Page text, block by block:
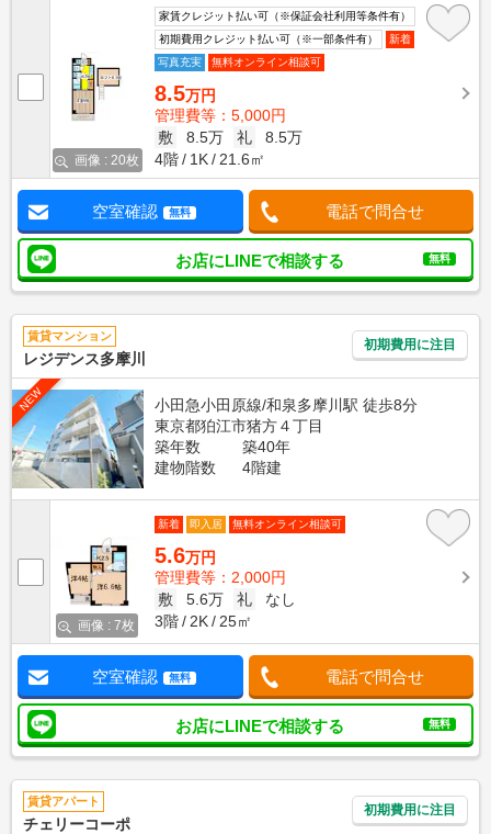
画像 : 20枚
家賃クレジット払い可（※保証会社利用等条件有）
初期費用クレジット払い可（※一部条件有）
新着
写真充実
無料オンライン相談可
8.5万円
管理費等：5,000円
敷
8.5万 礼
8.5万
4階
1K 21.6㎡
空室確認 無料 電話で問合せ
お店にLINEで相談する 無料
賃貸マンション
レジデンス多摩川
初期費用に注目
NEW
小田急小田原線/和泉多摩川駅 徒歩8分
東京都狛江市猪方４丁目
築年数
築40年
建物階数
4階建
画像 : 7枚
新着 即入居 無料オンライン相談可
5.6万円
管理費等：2,000円
敷
5.6万 礼
なし
3階
2K 25㎡
空室確認 無料 電話で問合せ
お店にLINEで相談する 無料
賃貸アパート
チェリーコーポ
初期費用に注目